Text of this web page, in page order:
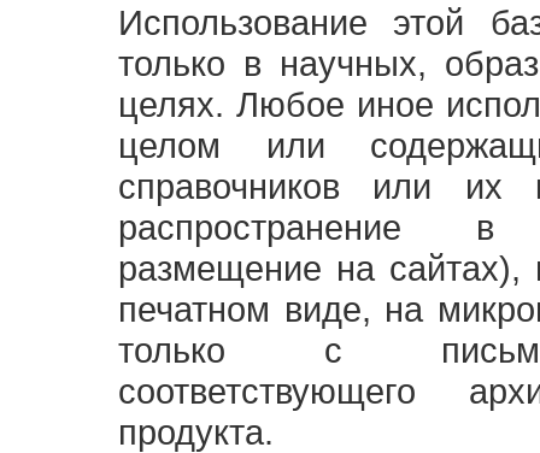
Использование этой
только в научных,
целях. Любое иное
целом или
справочников или их
распространение
размещение на
печатном виде, на
только с
соответствующего
продукта.